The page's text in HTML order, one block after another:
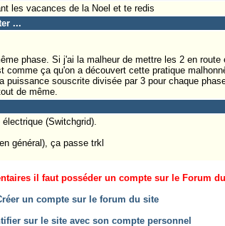
les vacances de la Noel et te redis
...
phase. Si j'ai la malheur de mettre les 2 en
ça qu'on a découvert cette pratique
souscrite divisée par 3 pour chaque
de même.
(Switchgrid).
général), ça passe trkl
il faut posséder un compte sur le Forum
un compte sur le forum du site
sur le site avec son compte personnel